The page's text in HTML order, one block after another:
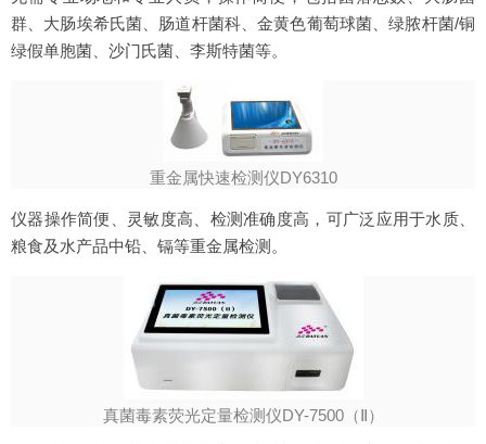
群、大肠埃希氏菌、肠道杆菌科、金黄色葡萄球菌、绿脓杆菌/铜
绿假单胞菌、沙门氏菌、李斯特菌等。
重金属快速检测仪DY6310
仪器操作简便、灵敏度高、检测准确度高，可广泛应用于水质、
粮食及水产品中铅、镉等重金属检测。
真菌毒素荧光定量检测仪DY-7500（Ⅱ）